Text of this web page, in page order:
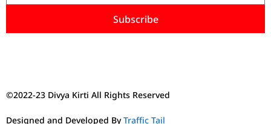
Subscribe
©2022-23 Divya Kirti All Rights Reserved
Designed and Developed ByTraffic Tail